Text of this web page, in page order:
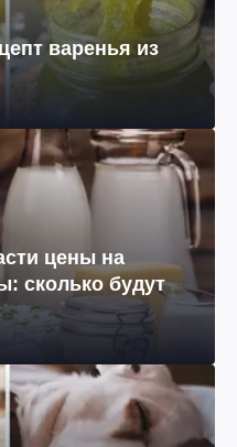
варенья из
цены на
сколько будут